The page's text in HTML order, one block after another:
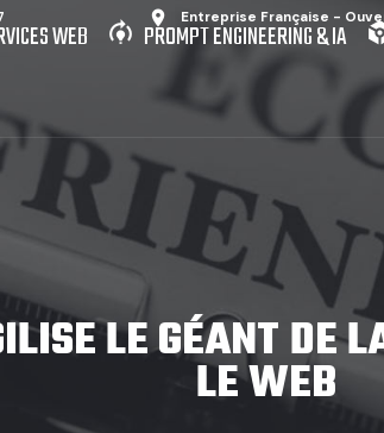
place Entreprise Française -
WEB model_training PROMPT ENGINEERING & IA
LE GÉANT DE
LE WEB